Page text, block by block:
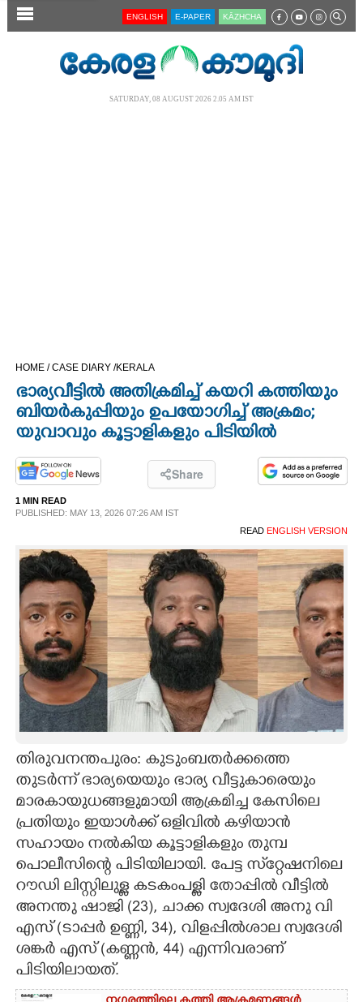
SECTIONS
OPINION
PHOTOS
LIFESTYLE
SPIRITUAL
INFO+
ART
ASTRO
CARTOONS
LITERATURE
ZOOM
CONTACT US
ENGLISH E-PAPER KĀZHCHA
SATURDAY, 08 AUGUST 2026 2.05 AM IST
HOME /CASE DIARY /KERALA
ഭാര്യവീട്ടിൽ അതിക്രമിച്ച് കയറി കത്തിയും
ബിയർകുപ്പിയും ഉപയോഗിച്ച് അക്രമം;
യുവാവും കൂട്ടാളികളും പിടിയിൽ
Share
1 MIN READ
PUBLISHED: MAY 13, 2026 07:26 AM IST
READ ENGLISH VERSION
തിരുവനന്തപുരം: കുടുംബതർക്കത്തെ
തുടർന്ന് ഭാര്യയെയും ഭാര്യ വീട്ടുകാരെയും
മാരകായുധങ്ങളുമായി ആക്രമിച്ച കേസിലെ
പ്രതിയും ഇയാൾക്ക് ഒളിവിൽ കഴിയാൻ
സഹായം നൽകിയ കൂട്ടാളികളും തുമ്പ
പൊലീസിന്റെ പിടിയിലായി. പേട്ട സ്‌റ്റേഷനിലെ
റൗഡി ലിസ്റ്റിലുള്ള കടകംപള്ളി തോപ്പിൽ വീട്ടിൽ
അനന്തു ഷാജി (23), ചാക്ക സ്വദേശി അനു വി
എസ് (ടാപ്പർ ഉണ്ണി, 34), വിളപ്പിൽശാല സ്വദേശി
ശങ്കർ എസ് (കണ്ണൻ, 44) എന്നിവരാണ്
പിടിയിലായത്.